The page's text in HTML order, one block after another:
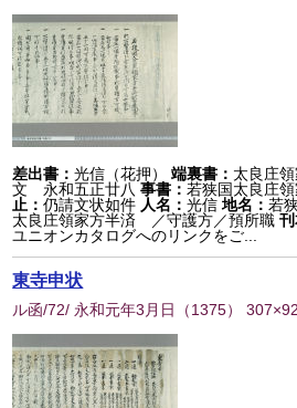
差出書：光信（花押） 端裏書： 太良庄
文 永和五正廿八 事書：若狭国太良庄
止：仍請文状如件 人名：光信 地名：若
太良庄領家方半済 ／守護方／預所職刊
ユニオンカタログへのリンクをご...
東寺申状
ル函/72/ 永和元年3月日 （1375）